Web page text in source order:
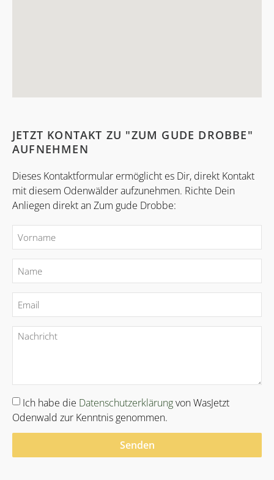
JETZT KONTAKT ZU "ZUM GUDE DROBBE"
AUFNEHMEN
Dieses Kontaktformular ermöglicht es Dir, direkt Kontakt
mit diesem Odenwälder aufzunehmen. Richte Dein
Anliegen direkt an Zum gude Drobbe:
Ich habe die Datenschutzerklärungvon WasJetzt
Odenwald zur Kenntnis genommen.
Senden